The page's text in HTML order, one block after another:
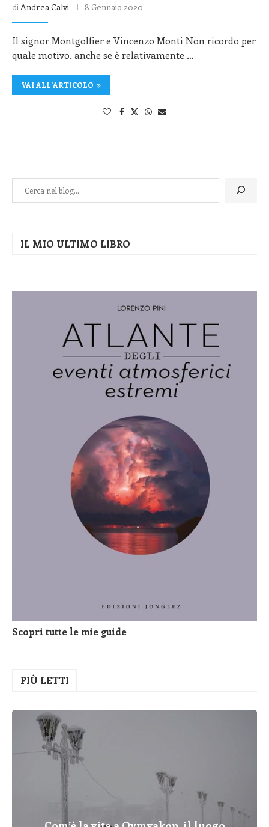
diAndrea Calvi 8 Gennaio 2020
Il signor Montgolfier e Vincenzo Monti Non ricordo per
quale motivo, anche se è relativamente …
VAI ALL'ARTICOLO
IL MIO ULTIMO LIBRO
Scopri tutte le mie guide
PIÙ LETTI